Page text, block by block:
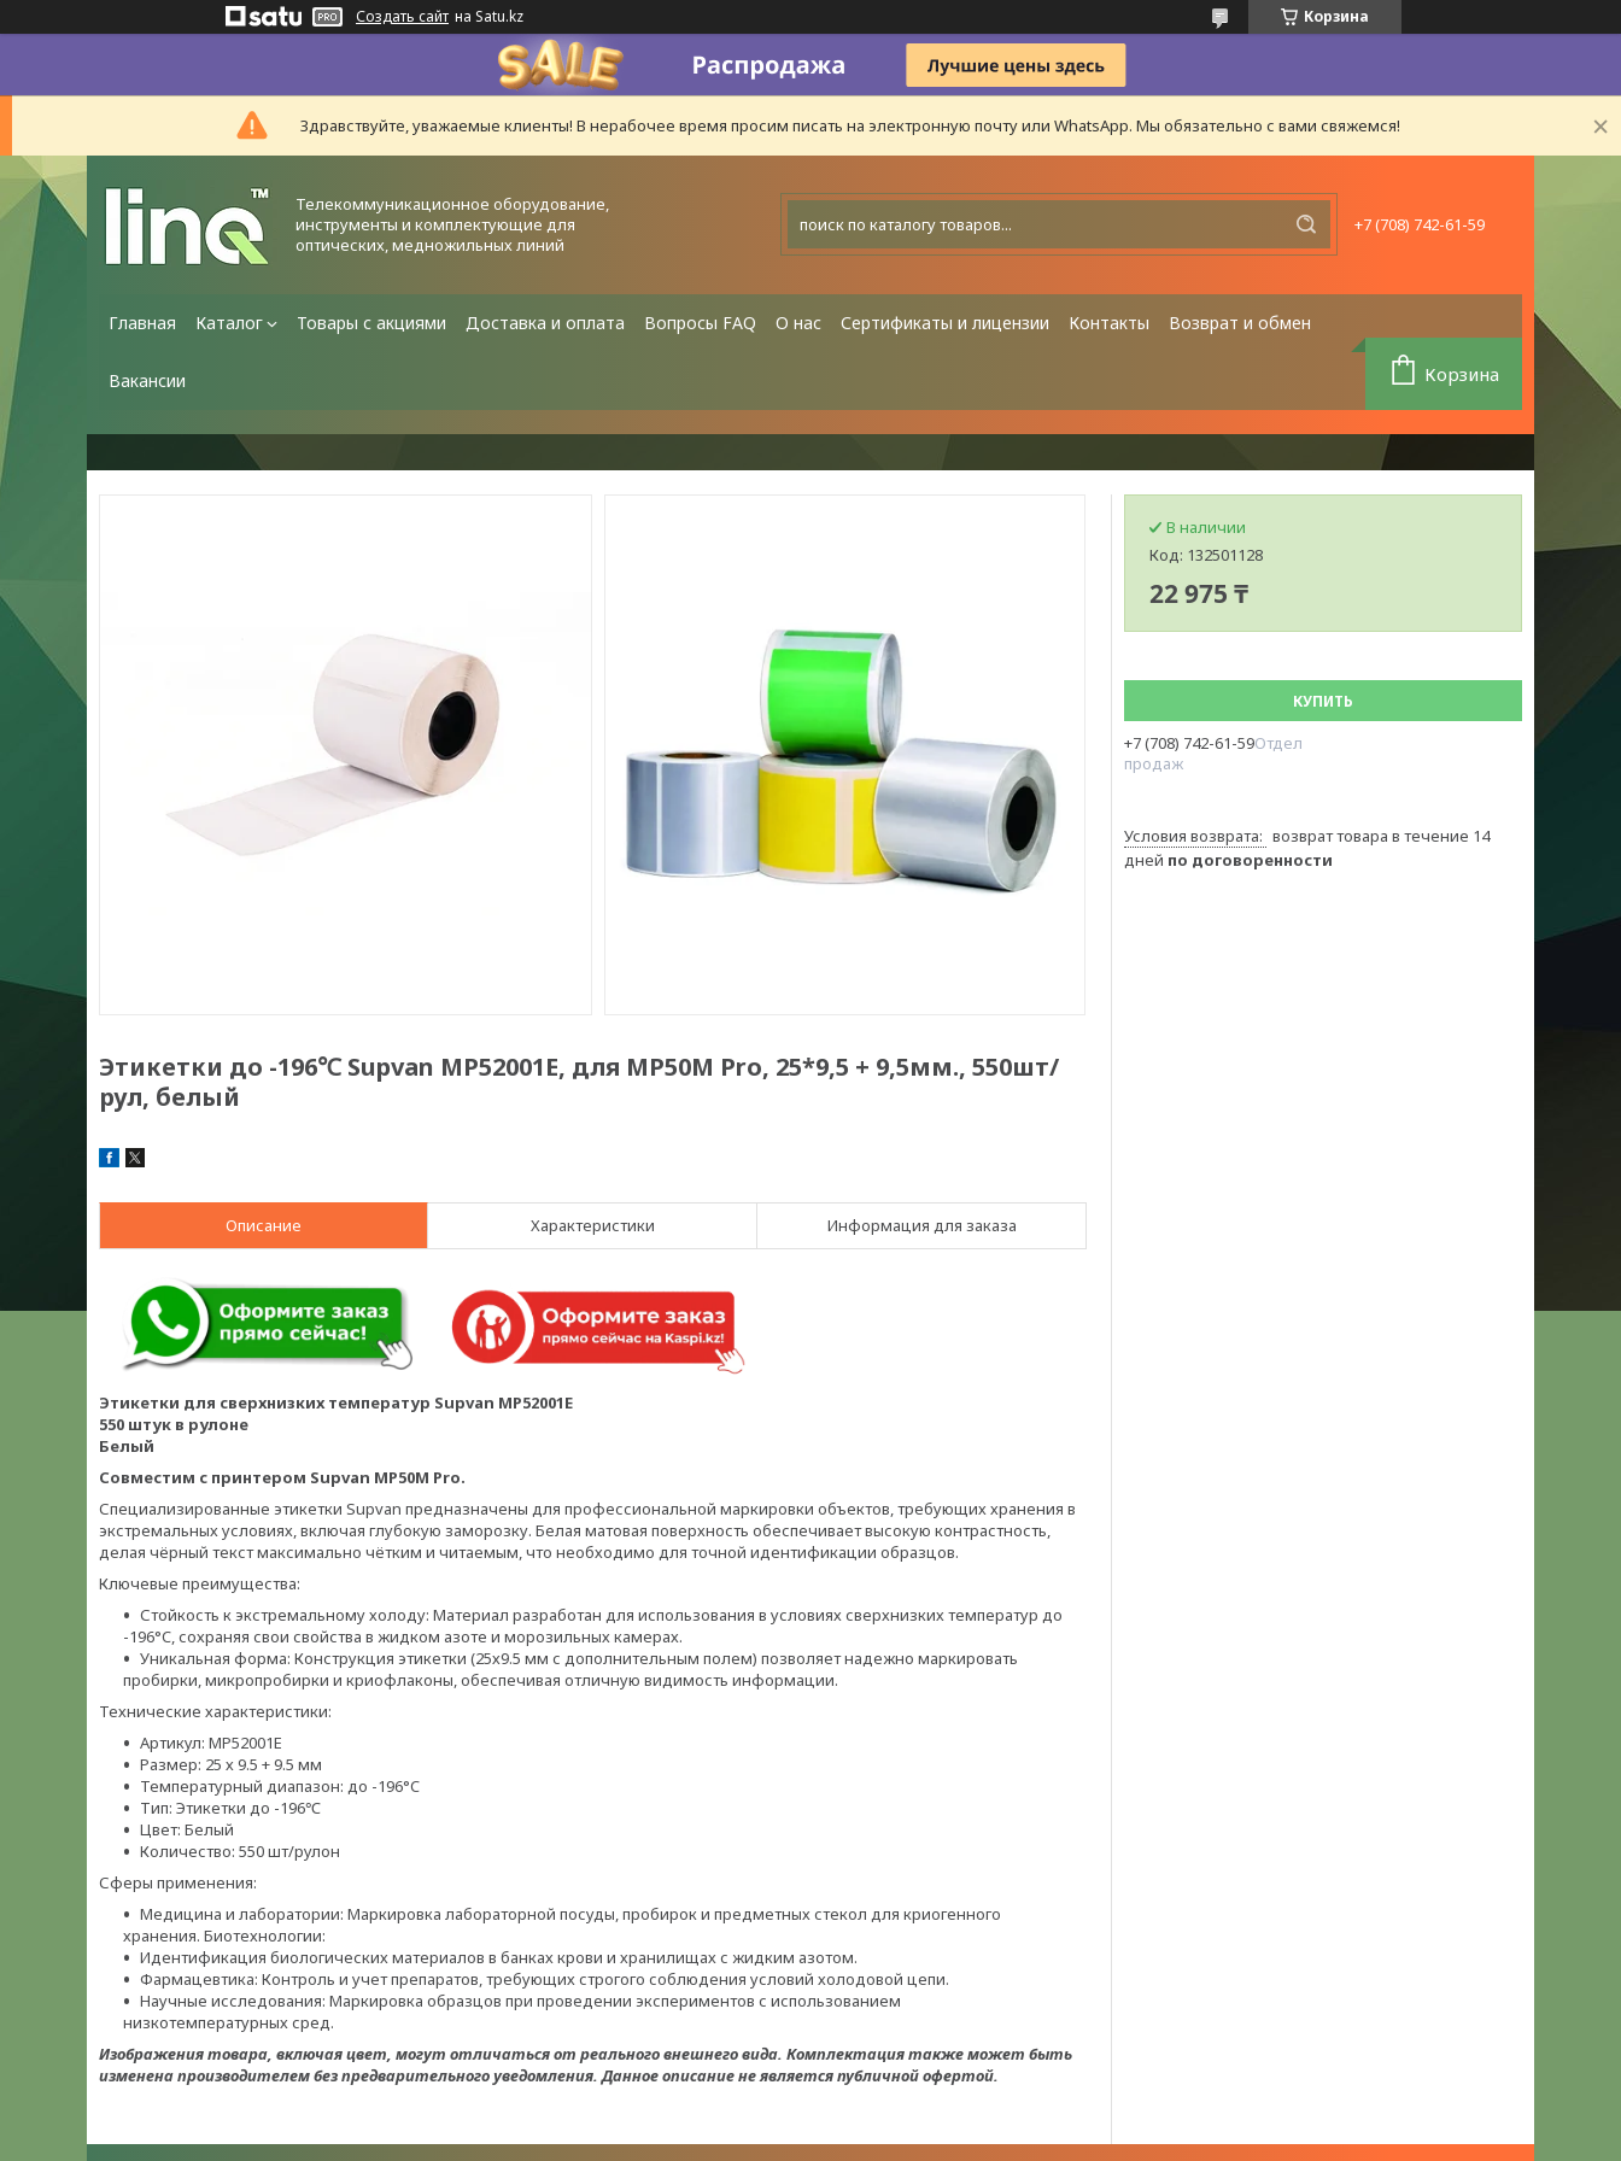
Создать сайт на Satu.kz Корзина
Здравствуйте, уважаемые клиенты! В нерабочее время просим писать на электронную почту или WhatsApp. Мы обязательно с вами свяжемся!
Телекоммуникационное оборудование,
инструменты и комплектующие для
оптических, медножильных линий
+7 (708) 742-61-59
Главная Каталог Товары с акциями Доставка и оплата Вопросы FAQ О нас Сертификаты и лицензии Контакты Возврат и обмен
Вакансии Корзина
Этикетки до -196℃ Supvan MP52001E, для MP50M Pro, 25*9,5 + 9,5мм., 550шт/
рул, белый
Описание Характеристики Информация для заказа
Этикетки для сверхнизких температур Supvan MP52001E
550 штук в рулоне
Белый
Совместим с принтером Supvan MP50M Pro.
Специализированные этикетки Supvan предназначены для профессиональной маркировки объектов, требующих хранения в
экстремальных условиях, включая глубокую заморозку. Белая матовая поверхность обеспечивает высокую контрастность,
делая чёрный текст максимально чётким и читаемым, что необходимо для точной идентификации образцов.
Ключевые преимущества:
Стойкость к экстремальному холоду: Материал разработан для использования в условиях сверхнизких температур до
-196°C, сохраняя свои свойства в жидком азоте и морозильных камерах.
Уникальная форма: Конструкция этикетки (25х9.5 мм с дополнительным полем) позволяет надежно маркировать
пробирки, микропробирки и криофлаконы, обеспечивая отличную видимость информации.
Технические характеристики:
Артикул: MP52001E
Размер: 25 х 9.5 + 9.5 мм
Температурный диапазон: до -196°C
Тип: Этикетки до -196℃
Цвет: Белый
Количество: 550 шт/рулон
Сферы применения:
Медицина и лаборатории: Маркировка лабораторной посуды, пробирок и предметных стекол для криогенного
хранения. Биотехнологии:
Идентификация биологических материалов в банках крови и хранилищах с жидким азотом.
Фармацевтика: Контроль и учет препаратов, требующих строгого соблюдения условий холодовой цепи.
Научные исследования: Маркировка образцов при проведении экспериментов с использованием
низкотемпературных сред.
Изображения товара, включая цвет, могут отличаться от реального внешнего вида. Комплектация также может быть
изменена производителем без предварительного уведомления. Данное описание не является публичной офертой.
В наличии
Код: 132501128
22 975 ₸
КУПИТЬ
+7 (708) 742-61-59Отдел
продаж
возврат товара в течение 14
дней по договоренности